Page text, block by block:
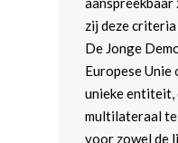
zij deze
De Jonge
Europese
unieke entiteit,
multilateraal
voor zowel de